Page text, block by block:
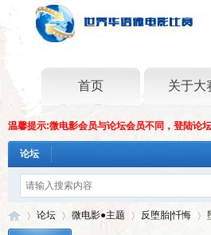
首页 关于大
温馨提示:微电影会员与论坛会员不同，登陆论
论坛
论坛 微电影●主题 反堕胎|忏悔